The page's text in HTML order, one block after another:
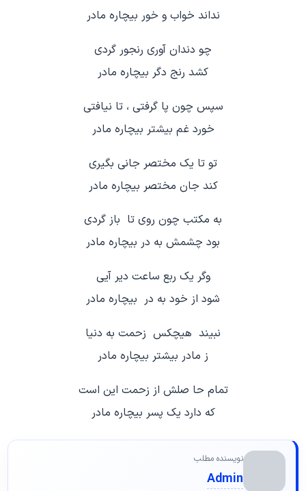
نداند خواب و خور بیچاره مادر
چو دندان آوری رنجور گردی
کشد رنج دگر بیچاره مادر
سپس چون پا گرفتی ، تا نیافتی
خورد غم بیشتر بیچاره مادر
تو تا یک مختصر جانی بگیری
کند جان مختصر بیچاره مادر
به مکتب چون روی تا باز گردی
بود چشمش به در بیچاره مادر
وگر یک ربع ساعت دیر آیی
شود از خود به در بیچاره مادر
نبیند هیچکس زحمت به دنیا
ز مادر بیشتر بیچاره مادر
تمام حا صلش از زحمت این است
که دارد یک پسر بیچاره مادر
نویسنده مطلب
Admin